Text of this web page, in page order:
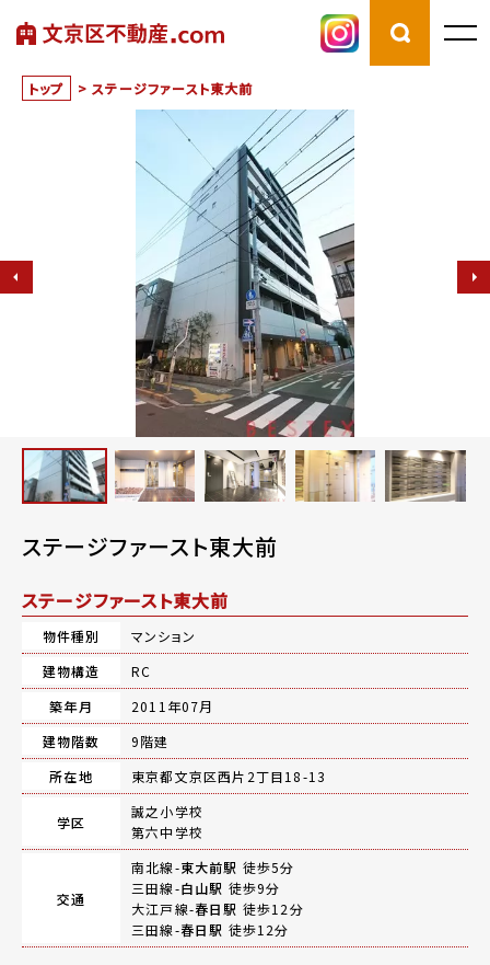
トップ > ステージファースト東大前
ステージファースト東大前
ステージファースト東大前
物件種別
マンション
建物構造
RC
築年月
2011年07月
建物階数
9階建
所在地
東京都文京区西片2丁目18-13
学区
誠之小学校
第六中学校
交通
南北線-東大前駅 徒歩5分
三田線-白山駅 徒歩9分
大江戸線-春日駅 徒歩12分
三田線-春日駅 徒歩12分